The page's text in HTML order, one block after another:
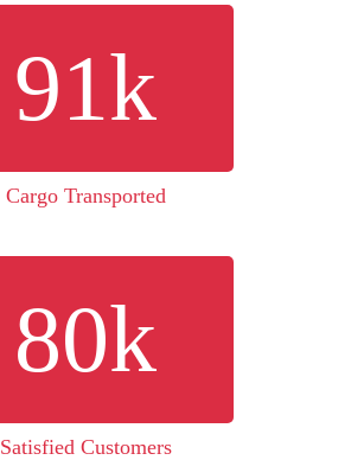
91k
Cargo Transported
80k
Satisfied Customers